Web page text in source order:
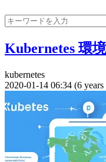
Kubernetes 環
kubernetes
2020-01-14 06:34 (6 years